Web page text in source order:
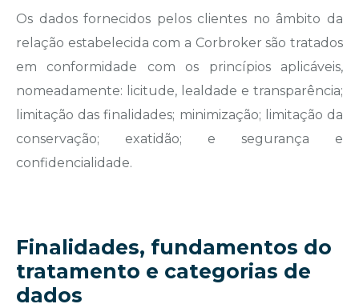
Os dados fornecidos pelos clientes no âmbito da
relação estabelecida com a Corbroker são tratados
em conformidade com os princípios aplicáveis,
nomeadamente: licitude, lealdade e transparência;
limitação das finalidades; minimização; limitação da
conservação; exatidão; e segurança e
confidencialidade.
Finalidades, fundamentos do
tratamento e categorias de
dados